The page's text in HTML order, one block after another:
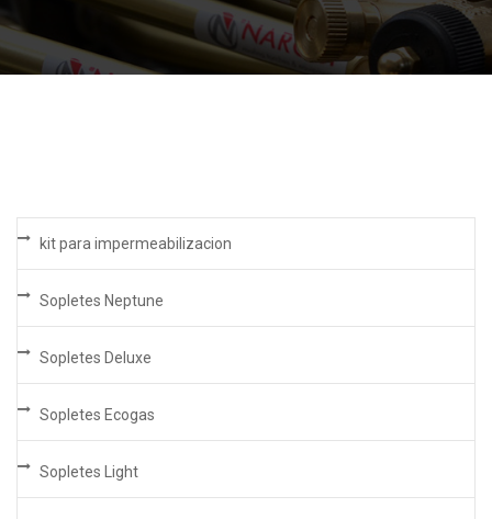
kit para impermeabilizacion
Sopletes Neptune
Sopletes Deluxe
Sopletes Ecogas
Sopletes Light